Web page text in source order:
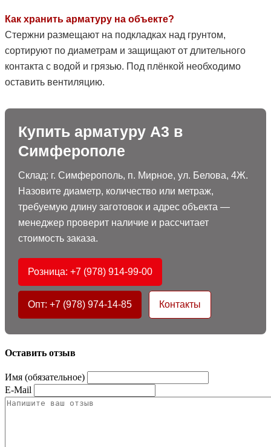
Как хранить арматуру на объекте?
Стержни размещают на подкладках над грунтом,
сортируют по диаметрам и защищают от длительного
контакта с водой и грязью. Под плёнкой необходимо
оставить вентиляцию.
Купить арматуру А3 в
Симферополе
Склад: г. Симферополь, п. Мирное, ул. Белова, 4Ж.
Назовите диаметр, количество или метраж,
требуемую длину заготовок и адрес объекта —
менеджер проверит наличие и рассчитает
стоимость заказа.
Розница: +7 (978) 914-99-00
Опт: +7 (978) 974-14-85 Контакты
Оставить отзыв
Имя (обязательное)
E-Mail